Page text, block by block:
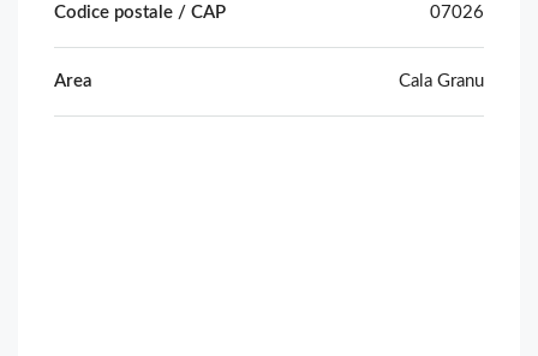
Codice postale / CAP 07026
Area Cala Granu